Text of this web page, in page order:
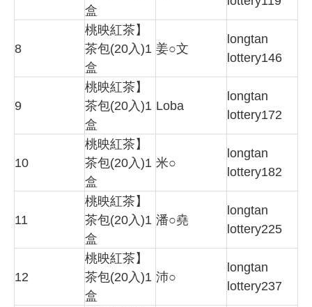
盒
8
桃映紅茶】
茶包(20入)1
盒
姜○文
longtan
lottery146
9
桃映紅茶】
茶包(20入)1
盒
Loba
longtan
lottery172
10
桃映紅茶】
茶包(20入)1
盒
米○
longtan
lottery182
11
桃映紅茶】
茶包(20入)1
盒
潘○堯
longtan
lottery225
12
桃映紅茶】
茶包(20入)1
盒
沛○
longtan
lottery237